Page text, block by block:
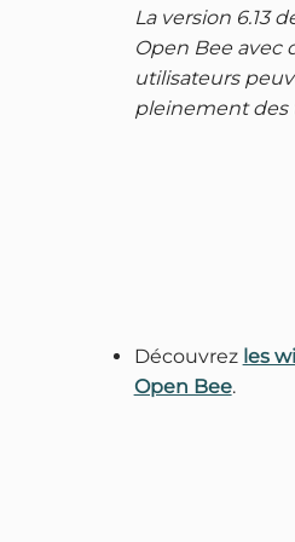
La version 6.13
Open Bee avec
utilisateurs
pleinement des
Découvrez les
Open Bee.